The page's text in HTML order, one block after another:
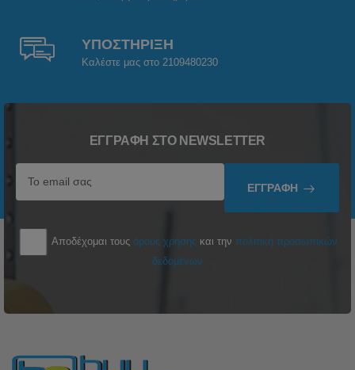
ΥΠΟΣΤΗΡΙΞΗ
Καλέστε μας στο 2109480230
ΕΓΓΡΑΦΉ ΣΤΟ NEWSLETTER
ΕΓΓΡΑΦΉ
Αποδέχομαι τους όρους χρήσης και την πολιτική προσωπικών
δεδομένων